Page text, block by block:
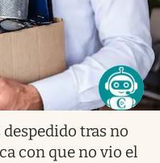
tras no
con que no vio el